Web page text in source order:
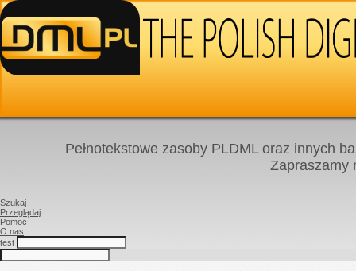
Pełnotekstowe zasoby PLDML oraz innych
Zapraszamy
Szukaj
Przeglądaj
Pomoc
O nas
test